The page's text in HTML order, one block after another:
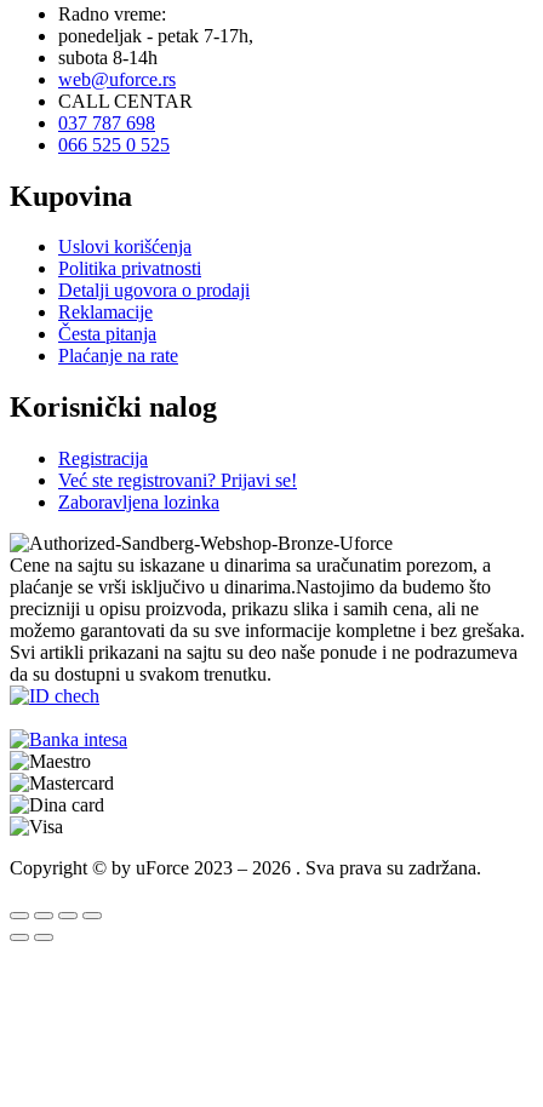
Radno vreme:
ponedeljak - petak 7-17h,
subota 8-14h
web@uforce.rs
CALL CENTAR
037 787 698
066 525 0 525
Kupovina
Uslovi korišćenja
Politika privatnosti
Detalji ugovora o prodaji
Reklamacije
Česta pitanja
Plaćanje na rate
Korisnički nalog
Registracija
Već ste registrovani? Prijavi se!
Zaboravljena lozinka
Cene na sajtu su iskazane u dinarima sa uračunatim porezom, a
plaćanje se vrši isključivo u dinarima.Nastojimo da budemo što
precizniji u opisu proizvoda, prikazu slika i samih cena, ali ne
možemo garantovati da su sve informacije kompletne i bez grešaka.
Svi artikli prikazani na sajtu su deo naše ponude i ne podrazumeva
da su dostupni u svakom trenutku.
Copyright © by uForce 2023 – 2026 . Sva prava su zadržana.